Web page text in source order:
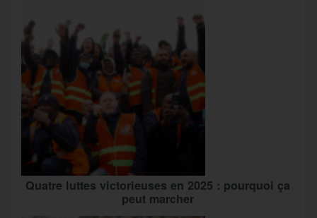
Quatre luttes victorieuses en 2025 : pourquoi ça
peut marcher